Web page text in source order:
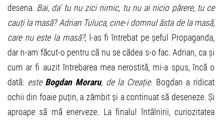
desena. Bai, da’ tu nu zici nimic, tu nu ai nicio părere, tu ce
cauți la masă? Adrian Tuluca, cine-i domnul ăsta de la masă,
care nu este la masă?, l-as fi întrebat pe șeful Propaganda,
dar n-am făcut-o pentru că nu se cădea s-o fac. Adrian, ca și
cum ar fi auzit întrebarea mea nerostită, mi-a spus, încă o
dată: este Bogdan Moraru, de la Creație. Bogdan a ridicat
ochii din foaie puțin, a zâmbit și a continuat să deseneze. Și
aproape să mă enerveze. La finalul întâlnirii, curiozitatea